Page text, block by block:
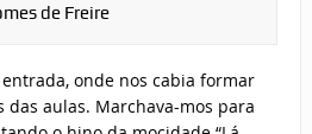
de Freire
onde nos cabia formar
aulas. Marchava-mos para